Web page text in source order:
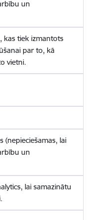
un
kas tiek izmantots
par to, kā
vietni.
(nepieciešamas, lai
un
lai samazinātu